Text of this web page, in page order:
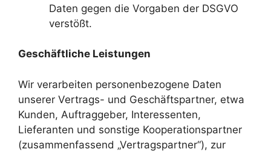
Daten gegen die Vorgaben der DSGVO
verstößt.
Geschäftliche Leistungen
Wir verarbeiten personenbezogene Daten
unserer Vertrags- und Geschäftspartner, etwa
Kunden, Auftraggeber, Interessenten,
Lieferanten und sonstige Kooperationspartner
(zusammenfassend „Vertragspartner“), zur